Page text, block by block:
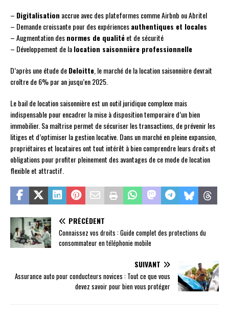
– Digitalisation accrue avec des plateformes comme Airbnb ou Abritel
– Demande croissante pour des expériencesauthentiques et locales
– Augmentation desnormes de qualitéet de sécurité
– Développement de lalocation saisonnière professionnelle
D’après une étude deDeloitte, le marché de la location saisonnière devrait
croître de 6% par an jusqu’en 2025.
Le bail de location saisonnière est un outil juridique complexe mais
indispensable pour encadrer la mise à disposition temporaire d’un bien
immobilier. Sa maîtrise permet de sécuriser les transactions, de prévenir les
litiges et d’optimiser la gestion locative. Dans un marché en pleine expansion,
propriétaires et locataires ont tout intérêt à bien comprendre leurs droits et
obligations pour profiter pleinement des avantages de ce mode de location
flexible et attractif.
PRÉCÉDENT
Connaissez vos droits : Guide complet des protections du
consommateur en téléphonie mobile
SUIVANT
Assurance auto pour conducteurs novices : Tout ce que vous
devez savoir pour bien vous protéger